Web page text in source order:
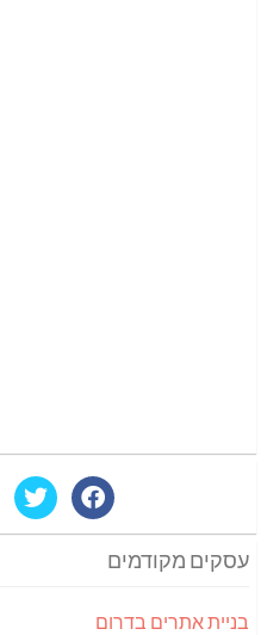
עסקים מקודמים
בניית אתרים בדרום